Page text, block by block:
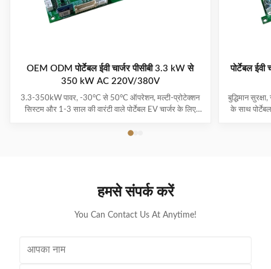
OEM ODM पोर्टेबल ईवी चार्जर पीसीबी 3.3 kW से
350 kW AC 220V/380V
3.3-350kW पावर, -30°C से 50°C ऑपरेशन, मल्टी-प्रोटेक्शन
सिस्टम और 1-3 साल की वारंटी वाले पोर्टेबल EV चार्जर के लिए
समर्थन करता है।
पोर्टेबल
बुद्धिमान
के साथ
हमसे संपर्क करें
You Can Contact Us At Anytime!